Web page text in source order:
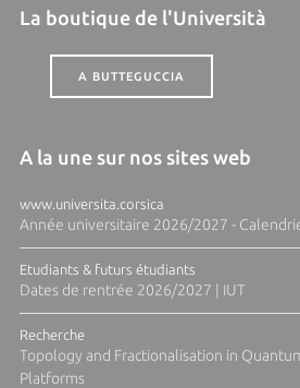
La boutique de l'Università
A BUTTEGUCCIA
A la une sur nos sites web
www.universita.corsica
Année universitaire 2026/2027 -
Etudiants & futurs étudiants
Dates de rentrée 2026/2027 | IUT
Recherche
Topology and Fractionalisation in
Platforms